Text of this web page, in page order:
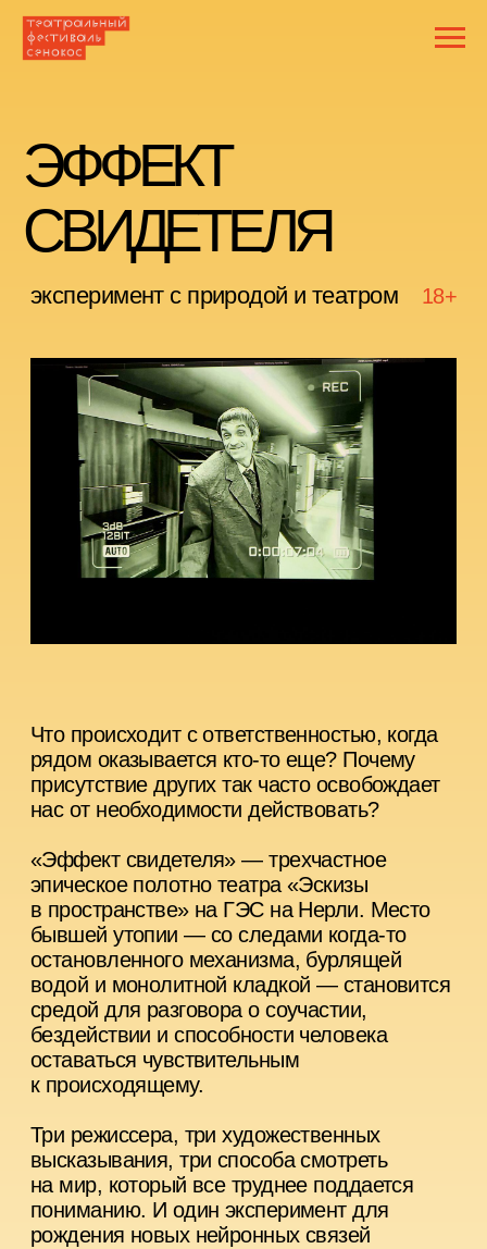
СВИДЕТЕЛЯ
эксперимент с природой и театром 18+
Что происходит с ответственностью, когда
рядом оказывается кто-то еще? Почему
присутствие других так часто освобождает
нас от необходимости действовать?
в пространстве» на ГЭС на Нерли. Место
бездействии и способности человека
оставаться чувствительным
к происходящему.
Три режиссера, три художественных
пониманию. И один эксперимент для
рождения новых нейронных связей
в театре, в котором делали многое,
но далеко не все.
Эффект № 1. Исключение и правило
Дмитрий Мышкин обращается к пьесе
«Исключение и правило» Бертольда
Брехта (специально для спектакля сделан
первый полный перевод этой пьесы на
русский язык), как к попытке заново
посмотреть на устройство мира, где
насилие давно стало нормой, а бессилие
почти привычкой.
Эффект № 2. «Рваный Бархат» стихи!
Ира Михейшина вместе с группой «Рваный
Бархат» собирает музыку, стихи
и размышления о них в коллективное
высказывание о времени, которое
продолжает ежегодно производить тревогу,
несмотря ни на что.